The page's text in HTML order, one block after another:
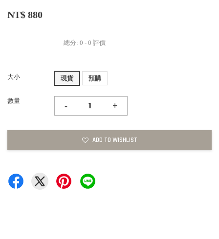
NT$ 880
總分: 0 - 0 評價
大小 現貨 預購
數量
- +
ADD TO WISHLIST